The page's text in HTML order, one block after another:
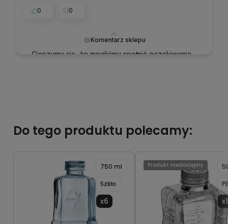
Komentarz sklepu
Cieszymy się, że mogliśmy spełnić oczekiwania.
0
0
Do tego produktu polecamy:
750 ml
Szkło
x6
Produkt niedostępny